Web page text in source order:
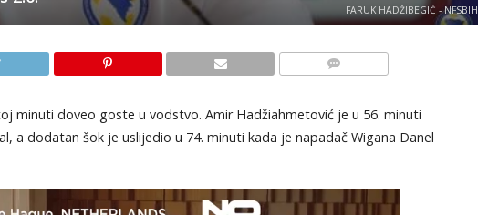
FARUK HADŽIBEGIĆ - NFSBIH
minuti doveo goste u vodstvo. Amir Hadžiahmetović je u 56. minuti
a dodatan šok je uslijedio u 74. minuti kada je napadač Wigana Danel